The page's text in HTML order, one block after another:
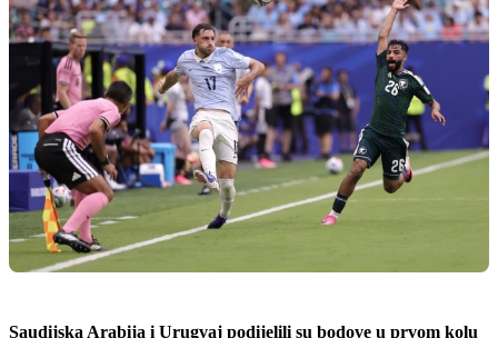
Saudijska Arabija i Urugvaj podijelili su bodove u prvom kolu